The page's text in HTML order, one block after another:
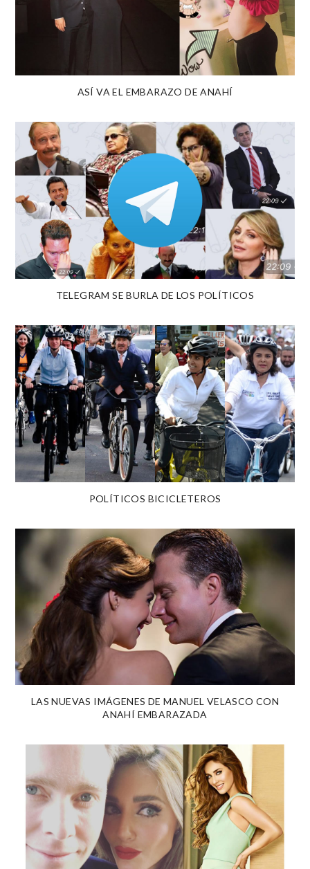
ASÍ VA EL EMBARAZO DE ANAHÍ
TELEGRAM SE BURLA DE LOS POLÍTICOS
POLÍTICOS BICICLETEROS
LAS NUEVAS IMÁGENES DE MANUEL VELASCO CON
ANAHÍ EMBARAZADA